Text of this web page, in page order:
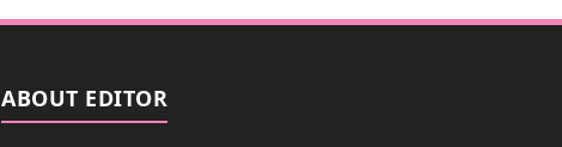
ABOUT EDITOR